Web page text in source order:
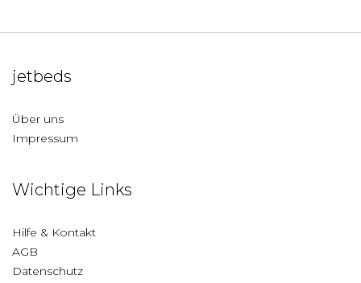
jetbeds
Über uns
Impressum
Wichtige Links
Hilfe & Kontakt
AGB
Datenschutz